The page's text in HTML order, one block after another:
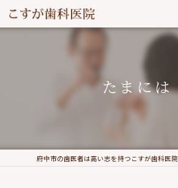
たまには
府中市の歯医者は高い志を持つこすが歯科医院